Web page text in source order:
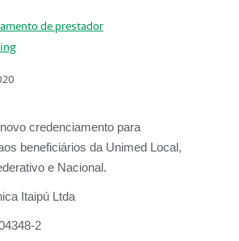
de prestador
credenciamento para
beneficiários da Unimed Local,
e Nacional.
Itaipú Ltda
2